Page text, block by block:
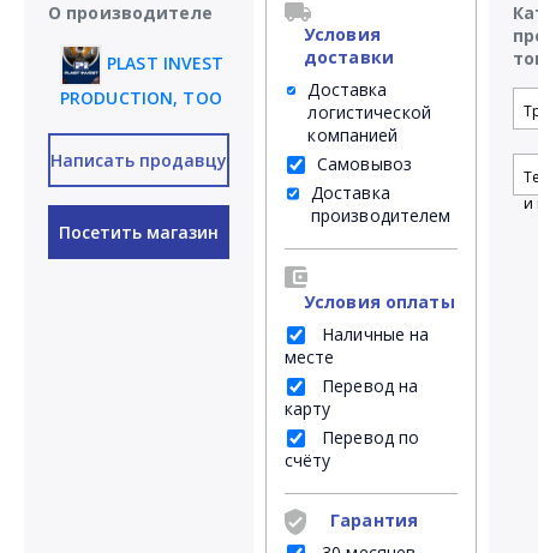
О производителе
PLAST INVEST
PRODUCTION, ТОО
Написать продавцу
Посетить магазин
Условия
доставки
Доставка
логистической
компанией
Самовывоз
Доставка
производителем
Условия оплаты
Наличные на
месте
Перевод на
карту
Перевод по
счёту
Гарантия
и